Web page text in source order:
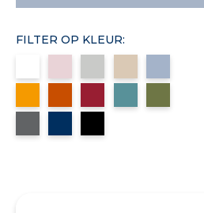
FILTER OP KLEUR: